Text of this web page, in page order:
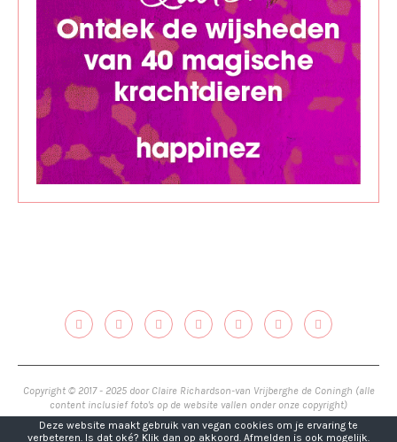
Copyright © 2017 - 2025 door Claire Richardson-van Vrijberghe de Coningh (alle
content inclusief foto's op de website vallen onder onze copyright)
Deze website maakt gebruik van vegan cookies om je ervaring te
verbeteren. Is dat oké? Klik dan op akkoord. Afmelden is ook mogelijk.